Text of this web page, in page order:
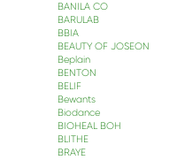
BANILA CO
BARULAB
BBIA
BEAUTY OF JOSEON
Beplain
BENTON
BELIF
Bewants
Biodance
BIOHEAL BOH
BLITHE
BRAYE